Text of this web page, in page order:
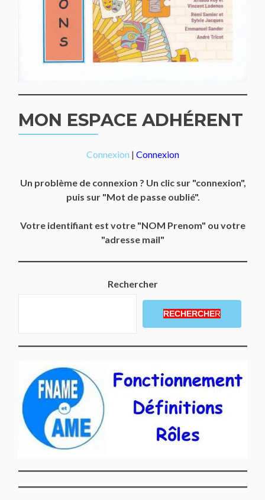
MON ESPACE ADHÉRENT
Connexion | Connexion
Un problème de connexion ? Un clic sur "connexion",
puis sur "Mot de passe oublié".
Votre identifiant est votre "NOM Prenom" ou votre
"adresse mail"
Rechercher
RECHERCHER